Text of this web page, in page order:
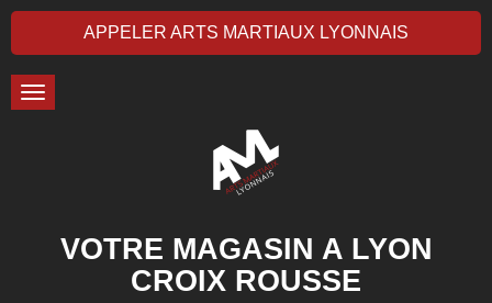
APPELER ARTS MARTIAUX LYONNAIS
Toggle
navigation
VOTRE MAGASIN A LYON
CROIX ROUSSE